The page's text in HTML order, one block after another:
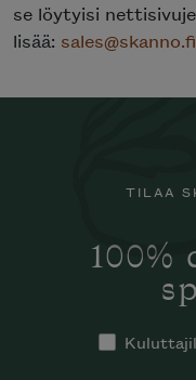
se löytyisi
lisää: sales@skanno.fi
TILAA
100%